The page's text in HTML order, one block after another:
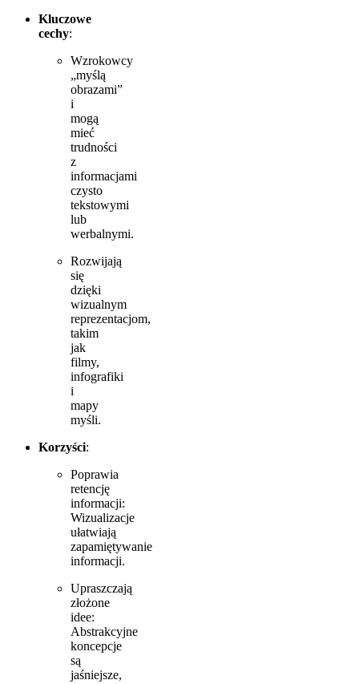
Kluczowe
cechy:
Wzrokowcy
„myślą
obrazami”
i
mogą
mieć
trudności
z
informacjami
czysto
tekstowymi
lub
werbalnymi.
Rozwijają
się
dzięki
wizualnym
reprezentacjom,
takim
jak
filmy,
infografiki
i
mapy
myśli.
Korzyści:
Poprawia
retencję
informacji:
Wizualizacje
ułatwiają
zapamiętywanie
informacji.
Upraszczają
złożone
idee:
Abstrakcyjne
koncepcje
są
jaśniejsze,